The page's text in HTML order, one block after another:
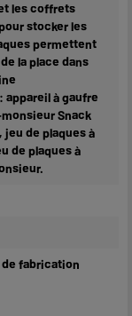
les coffrets
stocker les
permettent
la place dans
appareil à gaufre
Snack
jeu de plaques à
de plaques à
de fabrication